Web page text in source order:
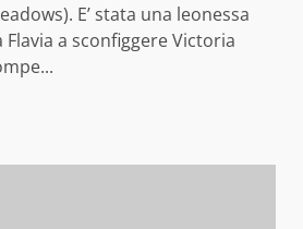
E’ stata una leonessa
Flavia a sconfiggere Victoria